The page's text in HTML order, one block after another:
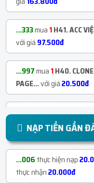
...333mua 1H41. ACC
với giá 97.500đ
...997mua 1H40.
PAGE...với giá20.500đ
...997mua1H178. BM3
K... với giá54.600đ
...600mua2 H122. ACC
MA...với giá163.800đ
NẠP TIỀN GẦN
...006 thực hiện nạp
thực nhận20.000đ